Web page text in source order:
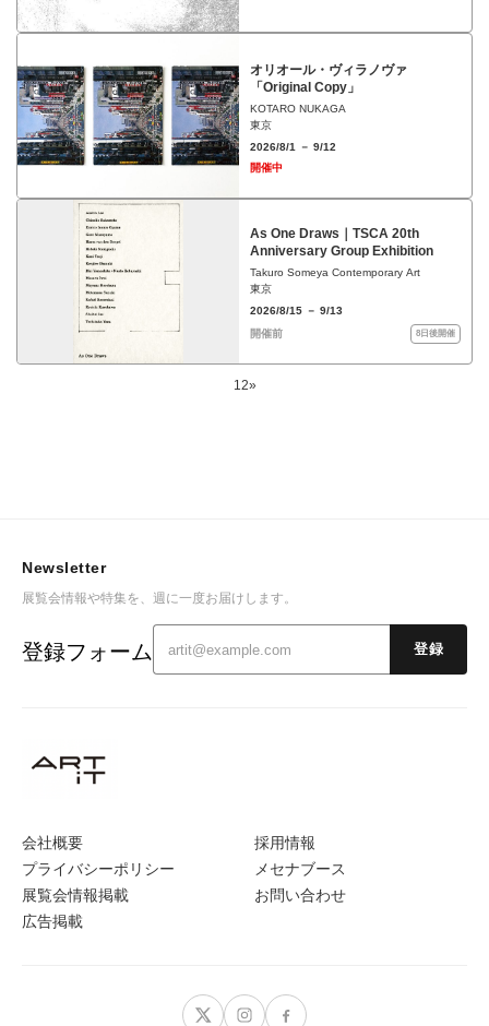
オリオール・ヴィラノヴァ
「Original Copy」
KOTARO NUKAGA
東京
2026/8/1 － 9/12
開催中
As One Draws｜TSCA 20th
Anniversary Group Exhibition
Takuro Someya Contemporary Art
東京
2026/8/15 － 9/13
開催前
8日後開催
12»
会社概要
プライバシーポリシー
展覧会情報掲載
広告掲載
採用情報
メセナブース
お問い合わせ
Newsletter
展覧会情報や特集を、週に一度お届けします。
登録フォーム 登録